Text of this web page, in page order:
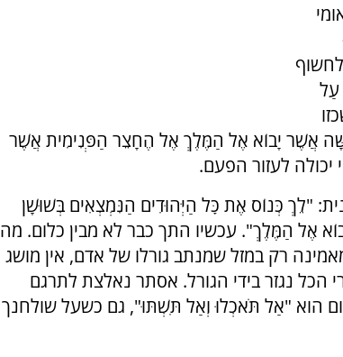
עַל
אֲשֶׁר יָבוֹא אֶל הַמֶּלֶךְ אֶל הֶחָצֵר הַפְּנִימִית אֲשֶׁר
לעזור הפעם.
"לֵךְ כְּנוֹס אֶת כׇּל הַיְּהוּדִים הַנִּמְצְאִים בְּשׁוּשָׁן
אֶל הַמֶּלֶךְ". עכשיו התך כבר לא מבין כלום. מה
רק במזל שמנתב גורלו של אדם, אין מושג
הכל נגזר בידי הגורל. אסתר נאלצת לתרגם
הוא "אַל תֹּאכְלוּ וְאַל תִּשְׁתּוּ", גם כשעל שולחנך